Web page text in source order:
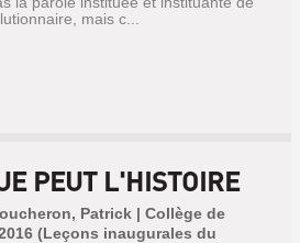
mais c...
PEUT L'HISTOIRE
Patrick | Collège de
(Leçons inaugurales du